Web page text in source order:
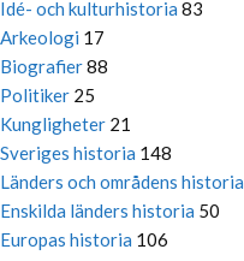
Idé- och kulturhistoria 83
Arkeologi 17
Biografier88
Politiker 25
Kungligheter 21
Sveriges historia 148
Länders och områdens historia
Enskilda länders historia 50
Europas historia 106